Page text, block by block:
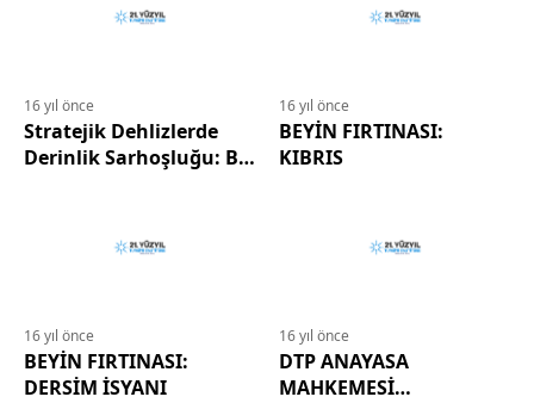
16 yıl önce
Stratejik Dehlizlerde
Derinlik Sarhoşluğu: Bir
16 yıl önce
BEYİN FIRTINASI:
KIBRIS
16 yıl önce
BEYİN FIRTINASI:
DERSİM İSYANI
16 yıl önce
DTP ANAYASA
MAHKEMESİ